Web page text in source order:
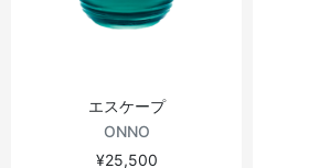
エスケープ
ONNO
¥25,500